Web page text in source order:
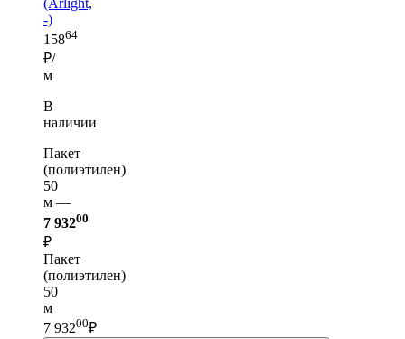
-)
15864
₽/
м
В
наличии
Пакет
(полиэтилен)
50
м —
7 93200
₽
Пакет
(полиэтилен)
50
м
7 93200₽